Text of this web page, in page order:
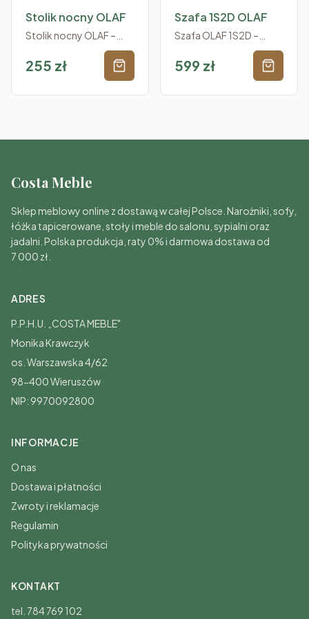
Stolik nocny OLAF
Stolik nocny OLAF –
praktyczny towarzysz
nocnego odpoczynku
Stolik nocny OLAF to
255 zł
Szafa 1S2D OLAF
Szafa OLAF 1S2D –
Funkcjonalność w
Skandynawskim Stylu
Szafa OLAF 1S2D to
599 zł
Costa Meble
Sklep meblowy online z dostawą w całej Polsce. Narożniki, sofy,
łóżka tapicerowane, stoły i meble do salonu, sypialni oraz
jadalni. Polska produkcja, raty 0% i darmowa dostawa od
7 000 zł.
ADRES
P.P.H.U. „COSTA MEBLE"
Monika Krawczyk
os. Warszawska 4/62
98-400 Wieruszów
NIP: 9970092800
INFORMACJE
O nas
Dostawa i płatności
Zwroty i reklamacje
Regulamin
Polityka prywatności
KONTAKT
tel. 784 769 102